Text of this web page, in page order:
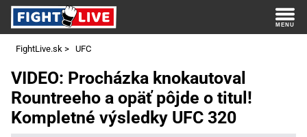
FightLive.sk > UFC
VIDEO: Procházka knokautoval
Rountreeho a opäť pôjde o titul!
Kompletné výsledky UFC 320